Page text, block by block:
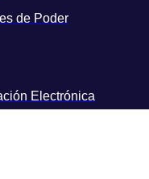
de Poder
Electrónica